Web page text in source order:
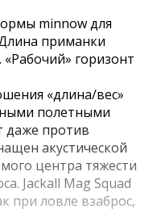
minnow для
приманки
горизонт
«длина/вес»
полетными
даже против
акустической
центра тяжести
Jackall Mag Squad
при ловле взаброс,